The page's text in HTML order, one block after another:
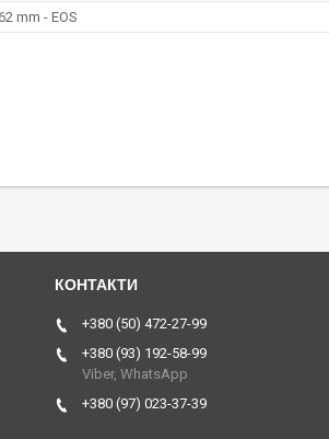
mm - EOS
+380 (50) 472-27-99
+380 (93) 192-58-99
Viber, WhatsApp
+380 (97) 023-37-39